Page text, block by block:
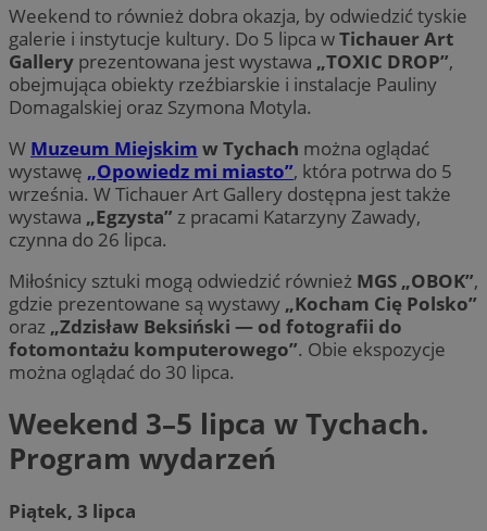
Weekend to również dobra okazja, by odwiedzić tyskie
galerie i instytucje kultury. Do 5 lipca wTichauer Art
Gallery prezentowana jest wystawa „TOXIC DROP”,
obejmująca obiekty rzeźbiarskie i instalacje Pauliny
Domagalskiej oraz Szymona Motyla.
W Muzeum Miejskim w Tychach można oglądać
wystawę „Opowiedz mi miasto”, która potrwa do 5
września. W Tichauer Art Gallery dostępna jest także
wystawa „Egzysta” z pracami Katarzyny Zawady,
czynna do 26 lipca.
Miłośnicy sztuki mogą odwiedzić również MGS „OBOK”,
gdzie prezentowane są wystawy „Kocham Cię Polsko”
oraz „Zdzisław Beksiński — od fotografii do
fotomontażu komputerowego”. Obie ekspozycje
można oglądać do 30 lipca.
Weekend 3–5 lipca w Tychach.
Program wydarzeń
Piątek, 3 lipca